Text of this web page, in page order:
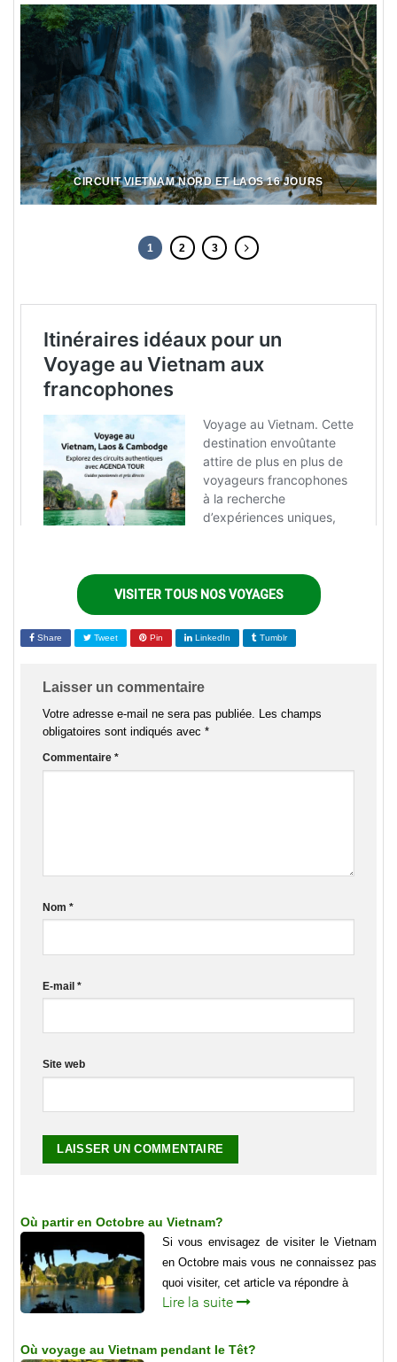
CIRCUIT VIETNAM NORD ET LAOS 16 JOURS
1 2 3
VISITER TOUS NOS VOYAGES
Share Tweet Pin LinkedIn Tumblr
Laisser un commentaire
Votre adresse e-mail ne sera pas publiée. Les champs
obligatoires sont indiqués avec *
Commentaire *
Nom *
E-mail *
Site web
Où partir en Octobre au Vietnam?
Si vous envisagez de visiter le Vietnam
en Octobre mais vous ne connaissez pas
quoi visiter, cet article va répondre à
Lire la suite
Où voyage au Vietnam pendant le Têt?